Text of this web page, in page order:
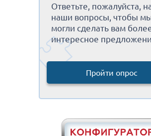
Ответьте, пожалуйста,
наши вопросы, чтобы
могли сделать вам
интересное
Пройти опрос